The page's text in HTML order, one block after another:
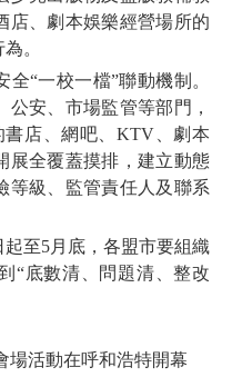
店、劇本娛樂經營場所的
。
“一校一檔”聯動機制。
安、市場監管等部門，
書店、網吧、KTV、劇本
展全覆蓋摸排，建立動態
等級、監管責任人及聯系
至5月底，各盟市要組織
“底數清、問題清、整改
場活動在呼和浩特開幕